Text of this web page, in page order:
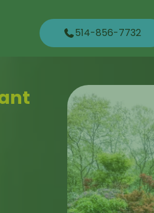
514-856-7732